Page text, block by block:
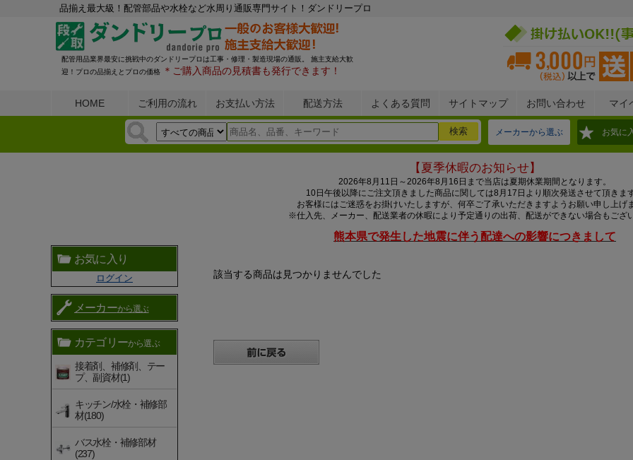
品揃え最大級！配管部品や水栓など水周り通販専門サイト！ダンドリープロ
配管用品業界最安に挑戦中のダンドリープロは工事・修理・製造現場の通販。 施主支給大歓
迎！プロの品揃えとプロの価格
＊ご購入商品の見積書も発行できます！
HOME ご利用の流れ お支払い方法 配送方法 よくある質問 サイトマップ お問い合わせ マイ
メーカーから選ぶ お気に
【夏季休暇のお知らせ】
2026年8月11日～2026年8月16日まで当店は夏期休業期間となります。
10日午後以降にご注文頂きました商品に関しては8月17日より順次発送させて頂きま
お客様にはご迷惑をお掛けいたしますが、何卒ご了承いただきますようお願い申し上げ
※仕入先、メーカー、配送業者の休暇により予定通りの出荷、配送ができない場合もござ
熊本県で発生した地震に伴う配達への影響につきまして
お気に入り
ログイン
メーカーから選ぶ
カテゴリーから選ぶ
接着剤、補修剤、テー
プ、副資材(1)
キッチン/水栓・補修部
材(180)
バス水栓・補修部材
(237)
該当する商品は見つかりませんでした